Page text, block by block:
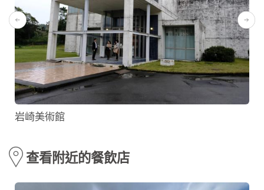
岩崎美術館
查看附近的餐飲店